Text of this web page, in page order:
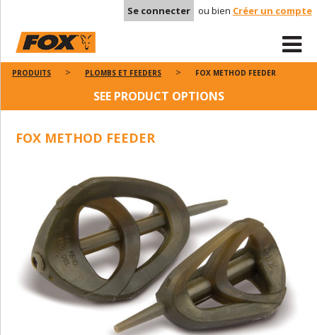
Se connecter ou bien Créer un compte
PRODUITS PLOMBS ET FEEDERS FOX METHOD FEEDER
SEE PRODUCT OPTIONS
FOX METHOD FEEDER